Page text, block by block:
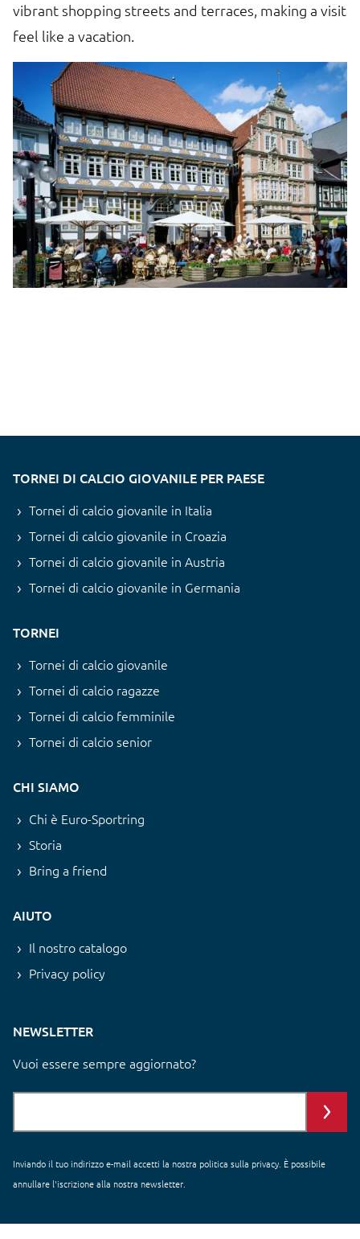
vibrant shopping streets and terraces, making a visit
feel like a vacation.
TORNEI DI CALCIO GIOVANILE PER PAESE
Tornei di calcio giovanile in Italia
Tornei di calcio giovanile in Croazia
Tornei di calcio giovanile in Austria
Tornei di calcio giovanile in Germania
TORNEI
Tornei di calcio giovanile
Tornei di calcio ragazze
Tornei di calcio femminile
Tornei di calcio senior
CHI SIAMO
Chi è Euro-Sportring
Storia
Bring a friend
AIUTO
Il nostro catalogo
Privacy policy
NEWSLETTER
Vuoi essere sempre aggiornato?
Inviando il tuo indirizzo e-mail accetti la nostra politica sulla privacy . È possibile
annullare l'iscrizione alla nostra newsletter.